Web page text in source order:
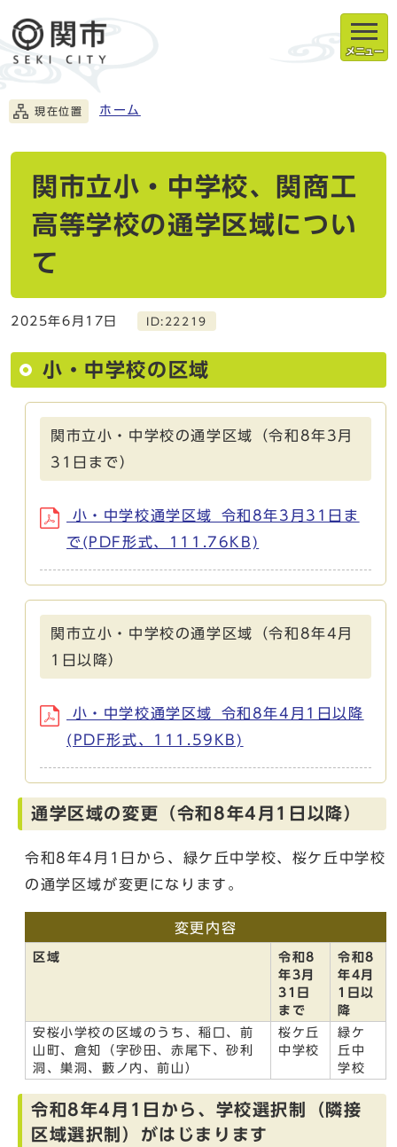
メニュー
現在位置 ホーム
関市立小・中学校、関商工
高等学校の通学区域につい
て
2025年6月17日 ID:22219
小・中学校の区域
関市立小・中学校の通学区域（令和8年3月
31日まで）
小・中学校通学区域_令和8年3月31日ま
で(PDF形式、111.76KB)
関市立小・中学校の通学区域（令和8年4月
1日以降）
小・中学校通学区域_令和8年4月1日以降
(PDF形式、111.59KB)
通学区域の変更（令和8年4月1日以降）
令和8年4月1日から、緑ケ丘中学校、桜ケ丘中学校
の通学区域が変更になります。
変更内容
区域
令和8
年3月
31日
まで
令和8
年4月
1日以
降
安桜小学校の区域のうち、稲口、前
山町、倉知（字砂田、赤尾下、砂利
洞、巣洞、藪ノ内、前山）
桜ケ丘
中学校
緑ケ
丘中
学校
令和8年4月1日から、学校選択制（隣接
区域選択制）がはじまります